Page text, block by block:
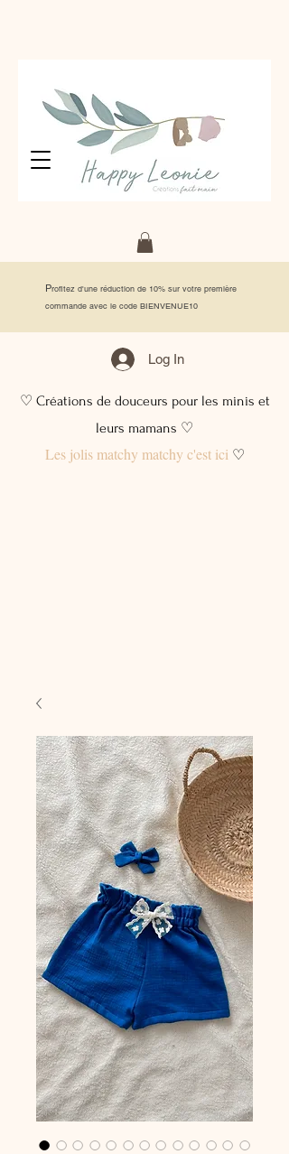
Profitez d'une réduction de 10% sur votre première
commande avec le code BIENVENUE10
Log In
♡ Créations de douceurs pour les minis et
leurs mamans ♡
Les jolis matchy matchy c'est ici♡